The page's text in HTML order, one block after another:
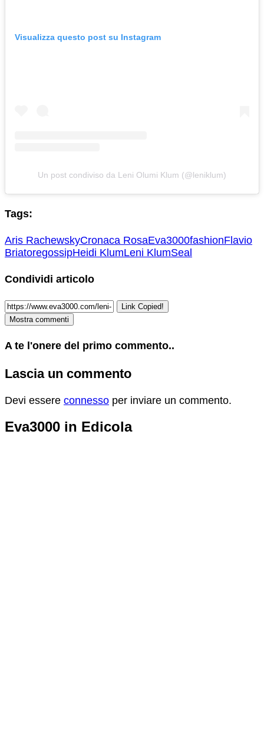
Visualizza questo post su Instagram
Un post condiviso da Leni Olumi Klum (@leniklum)
Tags:
Aris RachewskyCronaca RosaEva3000fashionFlavio
BriatoregossipHeidi KlumLeni KlumSeal
Condividi articolo
Link Copied!
Mostra commenti
A te l'onere del primo commento..
Lascia un commento
Devi essere connesso per inviare un commento.
Eva3000 in Edicola